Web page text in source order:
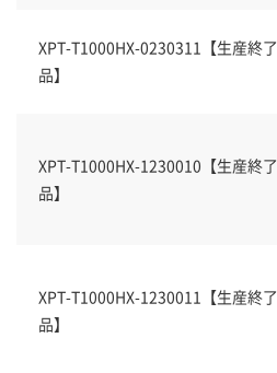
XPT-T1000HX-0230311【生産終了
品】
XPT-T1000HX-1230010【生産終了
品】
XPT-T1000HX-1230011【生産終了
品】